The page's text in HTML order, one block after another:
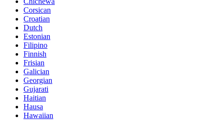
Corsican
Croatian
Dutch
Estonian
Filipino
Finnish
Frisian
Galician
Georgian
Gujarati
Haitian
Hausa
Hawaiian